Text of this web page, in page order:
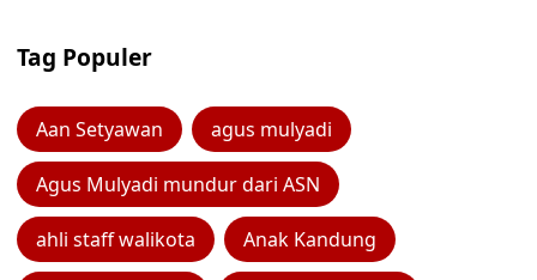
Tag Populer
Aan Setyawan agus mulyadi
Agus Mulyadi mundur dari ASN
ahli staff walikota Anak Kandung